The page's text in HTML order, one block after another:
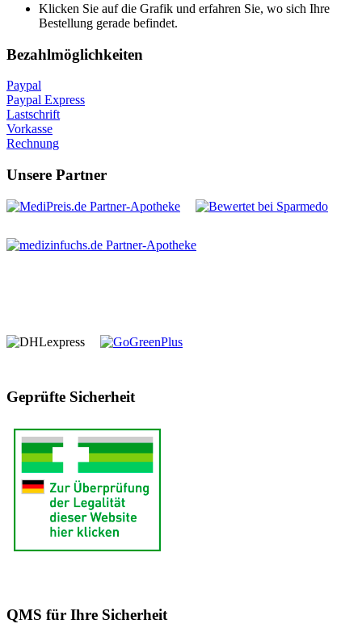
Klicken Sie auf die Grafik und erfahren Sie, wo sich Ihre
Bestellung gerade befindet.
Bezahlmöglichkeiten
Paypal
Paypal Express
Lastschrift
Vorkasse
Rechnung
Unsere Partner
Geprüfte Sicherheit
QMS für Ihre Sicherheit